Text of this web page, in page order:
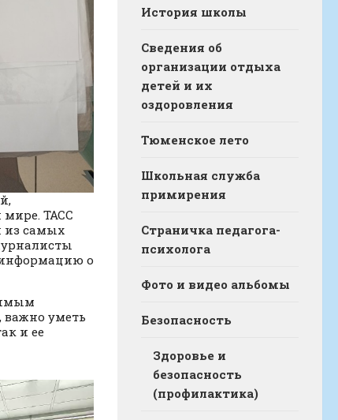
ТАСС
из самых
о
важно уметь
и ее
История школы
Сведения об
организации отдыха
детей и их
оздоровления
Тюменское лето
Школьная служба
примирения
Страничка педагога-
психолога
Фото и видео альбомы
Безопасность
Здоровье и
безопасность
(профилактика)